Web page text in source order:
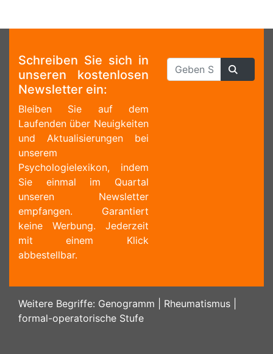
Schreiben Sie sich in
unseren kostenlosen
Newsletter ein:
Bleiben Sie auf dem
Laufenden über Neuigkeiten
und Aktualisierungen bei
unserem
Psychologielexikon, indem
Sie einmal im Quartal
unseren Newsletter
empfangen. Garantiert
keine Werbung. Jederzeit
mit einem Klick
abbestellbar.
Weitere Begriffe: Genogramm Rheumatismus
formal-operatorische Stufe